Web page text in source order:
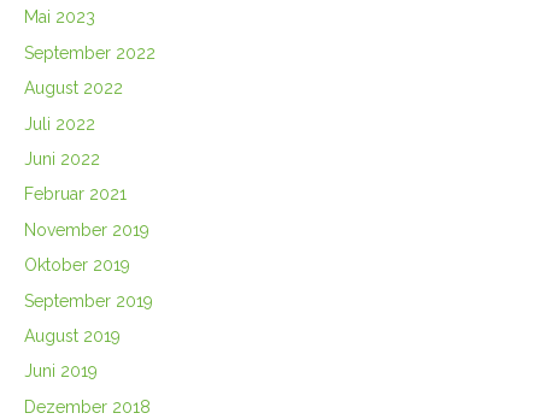
Mai 2023
September 2022
August 2022
Juli 2022
Juni 2022
Februar 2021
November 2019
Oktober 2019
September 2019
August 2019
Juni 2019
Dezember 2018